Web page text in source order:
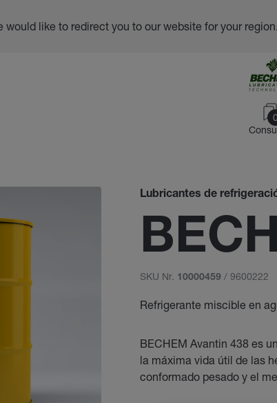
0
would like to redirect you to our website for your region.
Lubricantes de
SKU Nr. 10000459 / 9600222
Refrigerante miscible en
BECHEM Avantin 438 es
la máxima vida útil de las
conformado pesado y el